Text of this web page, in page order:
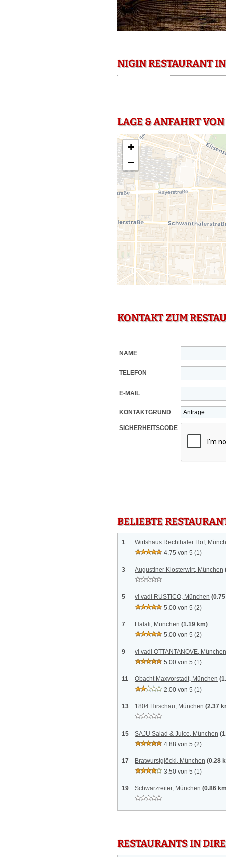
NIGIN RESTAURANT
LAGE & ANFAHRT
+
−
KONTAKT ZUM
NAME
TELEFON
E-MAIL
KONTAKTGRUND
SICHERHEITSCODE
BELIEBTE
1
Wirtshaus Rechthaler Hof,
4.75 von 5 (1)
3 Augustiner Klosterwirt, München
5 vi vadi RUSTICO, München
5.00 von 5 (2)
7 Halali, München (1.19 km)
5.00 von 5 (2)
9
vi vadi OTTANTANOVE, München
5.00 von 5 (1)
11 Obacht Maxvorstadt, München
2.00 von 5 (1)
13 1804 Hirschau, München (2.37
15 SAJU Salad & Juice, München
4.88 von 5 (2)
17 Bratwurstglöckl, München (0.28
3.50 von 5 (1)
19 Schwarzreiter, München (0.86
RESTAURANTS IN